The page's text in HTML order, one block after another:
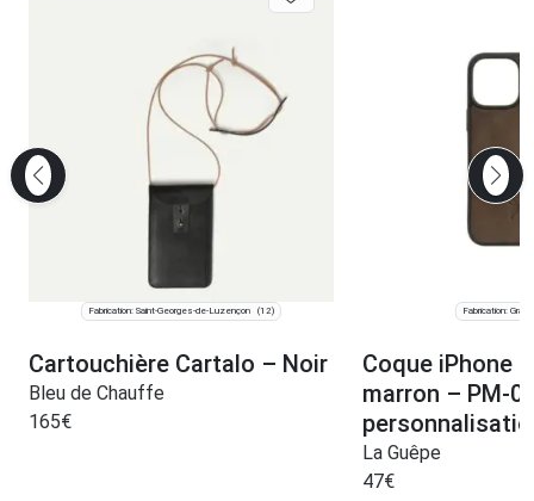
Fabrication: Saint-Georges-de-Luzençon (12)
Cartouchière Cartalo – Noir
Bleu de Chauffe
165€
Fabrication:
Coque iPhone
marron – PM-
La Guêpe
47€